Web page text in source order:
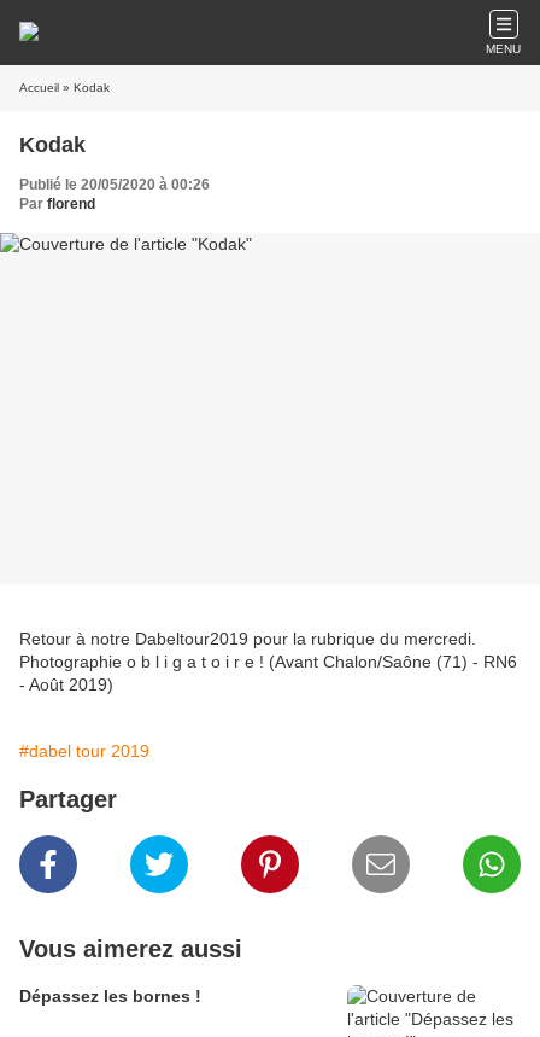
MENU
Accueil » Kodak
Kodak
Publié le 20/05/2020 à 00:26
Par florend
Retour à notre Dabeltour2019 pour la rubrique du mercredi.
Photographie o b l i g a t o i r e ! (Avant Chalon/Saône (71) - RN6
- Août 2019)
#dabel tour 2019
Partager
Vous aimerez aussi
Dépassez les bornes !